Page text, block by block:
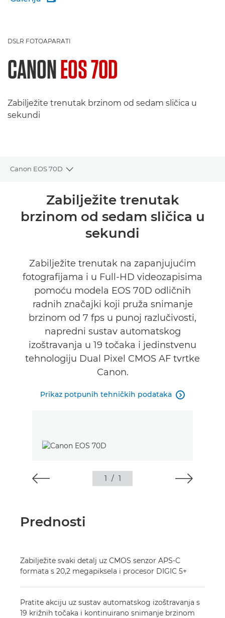
DSLR FOTOAPARATI
CANONEOS 70D
Zabilježite trenutak brzinom od sedam sličica u
sekundi
Canon EOS 70D
Toggle breadcrumbs
Tehnički podaci
Zabilježite trenutak
brzinom od sedam sličica u
sekundi
Zabilježite trenutak na zapanjujućim
fotografijama i u Full-HD videozapisima
pomoću modela EOS 70D odličnih
radnih značajki koji pruža snimanje
brzinom od 7 fps u punoj razlučivosti,
napredni sustav automatskog
izoštravanja u 19 točaka i jedinstvenu
tehnologiju Dual Pixel CMOS AF tvrtke
Canon.
Prikaz potpunih tehničkih podataka 
1 / 1
Prednosti
Zabilježite svaki detalj uz CMOS senzor APS-C
formata s 20,2 megapiksela i procesor DIGIC 5+
Pratite akciju uz sustav automatskog izoštravanja s
19 križnih točaka i kontinuirano snimanje brzinom